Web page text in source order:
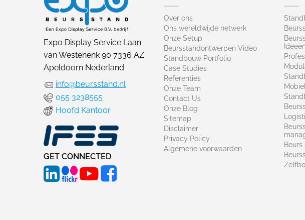
Expo Display Service Laan
van Westenenk 90 7336 AZ
Apeldoorn Nederland
info@beursstand.nl
055 3238555
Hoofd Kantoor
GET CONNECTED
Over ons
Ons wereldwijde netwerk
Onze Setup
Beursstandontwerpen Video
Standbouw Portfolio
Case Studies
Referenties
Onze Team
Contact Us
Onze Blog
Sitemap
Disclaimer
Privacy Policy
Algemene voorwaarden